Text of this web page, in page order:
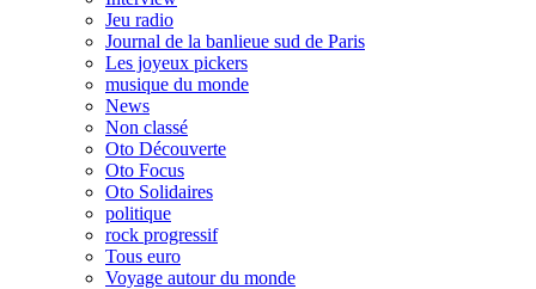
Jeu radio
Journal de la banlieue sud de Paris
Les joyeux pickers
musique du monde
News
Non classé
Oto Découverte
Oto Focus
Oto Solidaires
politique
rock progressif
Tous euro
Voyage autour du monde